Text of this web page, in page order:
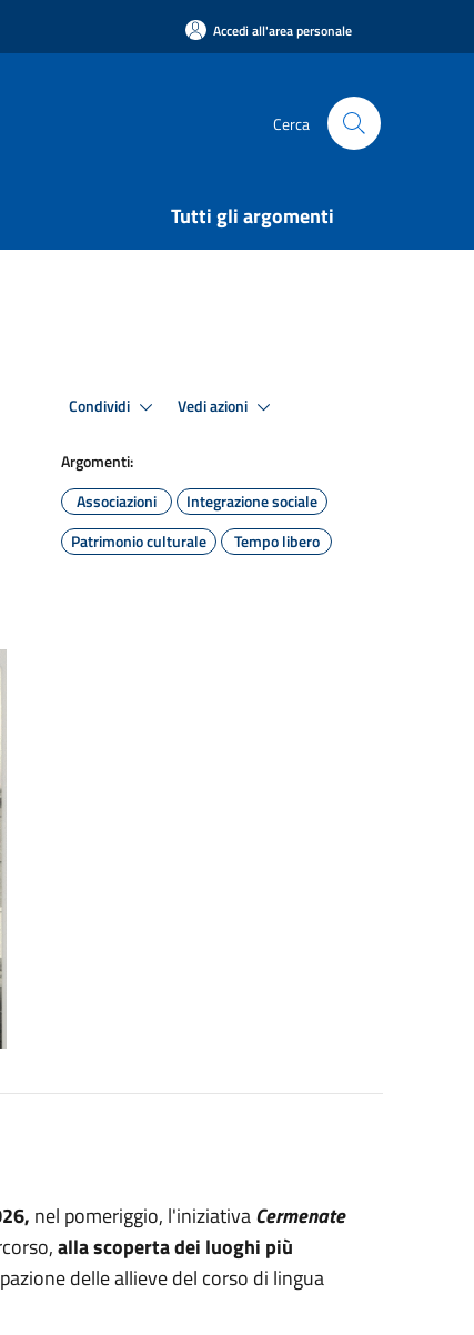
Accedi all'area personale
Cerca
Tutti gli argomenti
Condividi Vedi azioni
Argomenti:
Associazioni
Integrazione sociale
Patrimonio culturale
Tempo libero
nel pomeriggio, l'iniziativaCermenate
alla scoperta dei luoghi più
delle allieve del corso di lingua